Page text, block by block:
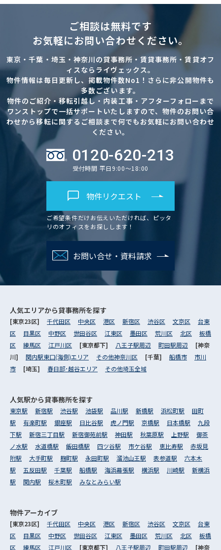
ご相談は無料です
お気軽にお問い合わせください。
東京・千葉・埼玉・神奈川の貸事務所・賃貸事務所・賃貸オフ
ィスならライヴェックス。
物件情報は毎日更新し、掲載物件数No1！さらに非公開物件も
多数ございます。
物件のご紹介・移転引越し・内装工事・アフターフォローまで
ワンストップで一括サポートいたしますので、物件のお問い合
わせから移転に関するご相談まで何でもお気軽にお問い合わせ
ください。
0120-620-213
受付時間 平日9:00～18:00
物件リクエスト
ご希望条件だけお伝えいただければ、ピッタ
リのオフィスをお探しします！
お問い合せ・資料請求
人気エリアから貸事務所を探す
[東京23区] 千代田区 中央区 港区 新宿区 渋谷区 文京区
台東
区
目黒区 中野区 世田谷区 江東区 墨田区 荒川区 北区
板橋
区
練馬区 江戸川区 [東京都下] 八王子駅周辺 町田駅周辺
[神奈
川] 関内駅東口(海側)エリア その他神奈川区 [千葉] 船橋市
市川
市
[埼玉] 春日部･越谷エリア その他埼玉全域
人気駅から貸事務所を探す
東京駅 新宿駅 渋谷駅 池袋駅 品川駅 新橋駅 浜松町駅
田町
駅
有楽町駅 銀座駅 日比谷駅 虎ノ門駅 京橋駅 日本橋駅
九段
下駅
新宿三丁目駅 新宿御苑前駅 神田駅 秋葉原駅 上野駅
御茶
ノ水駅
水道橋駅 飯田橋駅 四ツ谷駅 市ケ谷駅 恵比寿駅
赤坂見
附駅
大手町駅 麹町駅 永田町駅 溜池山王駅 表参道駅
六本木
駅
五反田駅 千葉駅 船橋駅 海浜幕張駅 横浜駅 川崎駅
新横浜
駅
関内駅 桜木町駅 みなとみらい駅
物件アーカイブ
[東京23区] 千代田区 中央区 港区 新宿区 渋谷区 文京区
台東
区
目黒区 中野区 世田谷区 江東区 墨田区 荒川区 北区
板橋
区
練馬区 江戸川区 [東京都下] 八王子駅周辺 町田駅周辺 [神奈